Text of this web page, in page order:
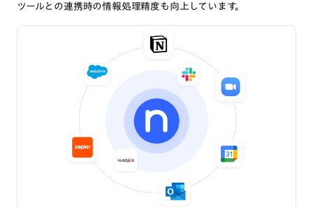
ツールとの連携時の情報処理精度も向上しています。